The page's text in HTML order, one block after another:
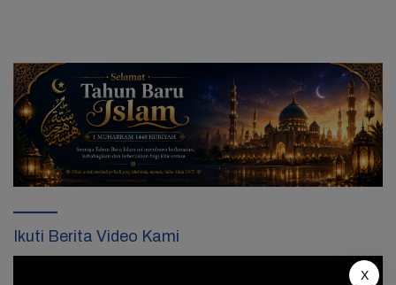
Ikuti Berita Video Kami
X